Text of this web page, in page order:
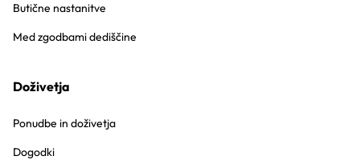
Butične nastanitve
Med zgodbami dediščine
Doživetja
Ponudbe in doživetja
Dogodki